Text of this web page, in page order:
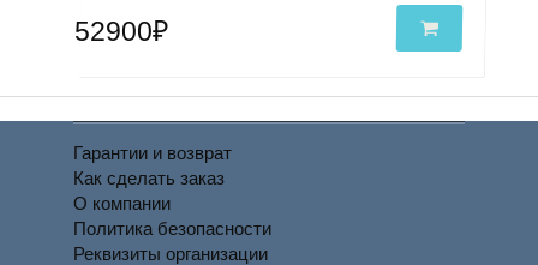
52900₽
Гарантии и возврат
Как сделать заказ
О компании
Политика безопасности
Реквизиты организации